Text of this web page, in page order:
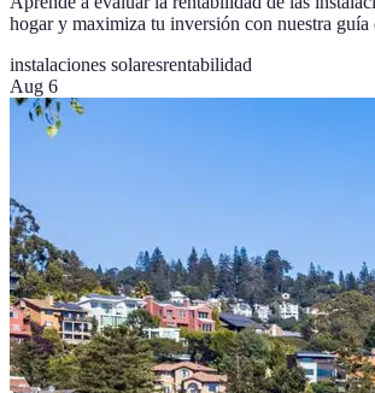
hogar y maximiza tu inversión con nuestra guía
instalaciones solaresrentabilidad
Aug 6